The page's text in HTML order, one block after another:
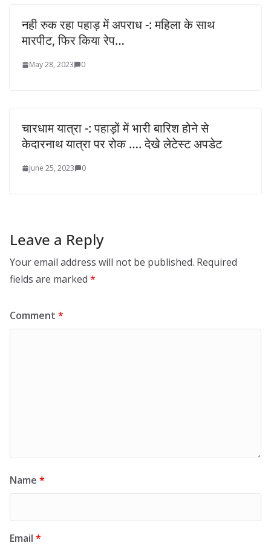
नही रुक रहा पहाड़ में अपराध -: महिला के साथ
मारपीट, फिर किया रेप…
May 28, 2023 0
चारधाम यात्रा -: पहाड़ों में भारी बारिश होने से
केदारनाथ यात्रा पर रोक …. देखे लेटेस्ट अपडेट
June 25, 2023 0
Leave a Reply
Your email address will not be published. Required
fields are marked *
Comment *
Name *
Email *